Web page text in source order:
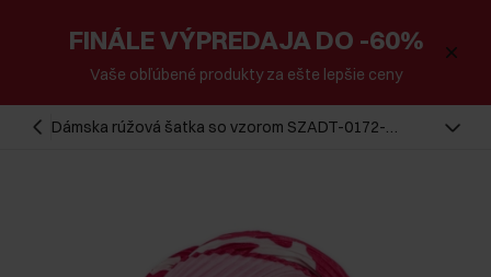
FINÁLE VÝPREDAJA DO -60%
Vaše obľúbené produkty za ešte lepšie ceny
Dámska rúžová šatka so vzorom SZADT-0172-